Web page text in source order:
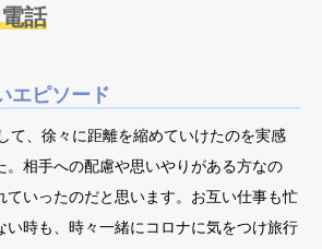
話
エピソード
て、徐々に距離を縮めていけたのを実感
。相手への配慮や思いやりがある方なの
ていったのだと思います。お互い仕事も忙
い時も、時々一緒にコロナに気をつけ旅行